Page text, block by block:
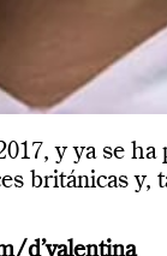
y ya se
británicas